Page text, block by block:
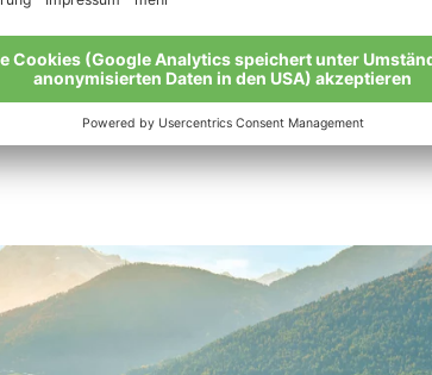
Alle Bio-Bauern im Überblick